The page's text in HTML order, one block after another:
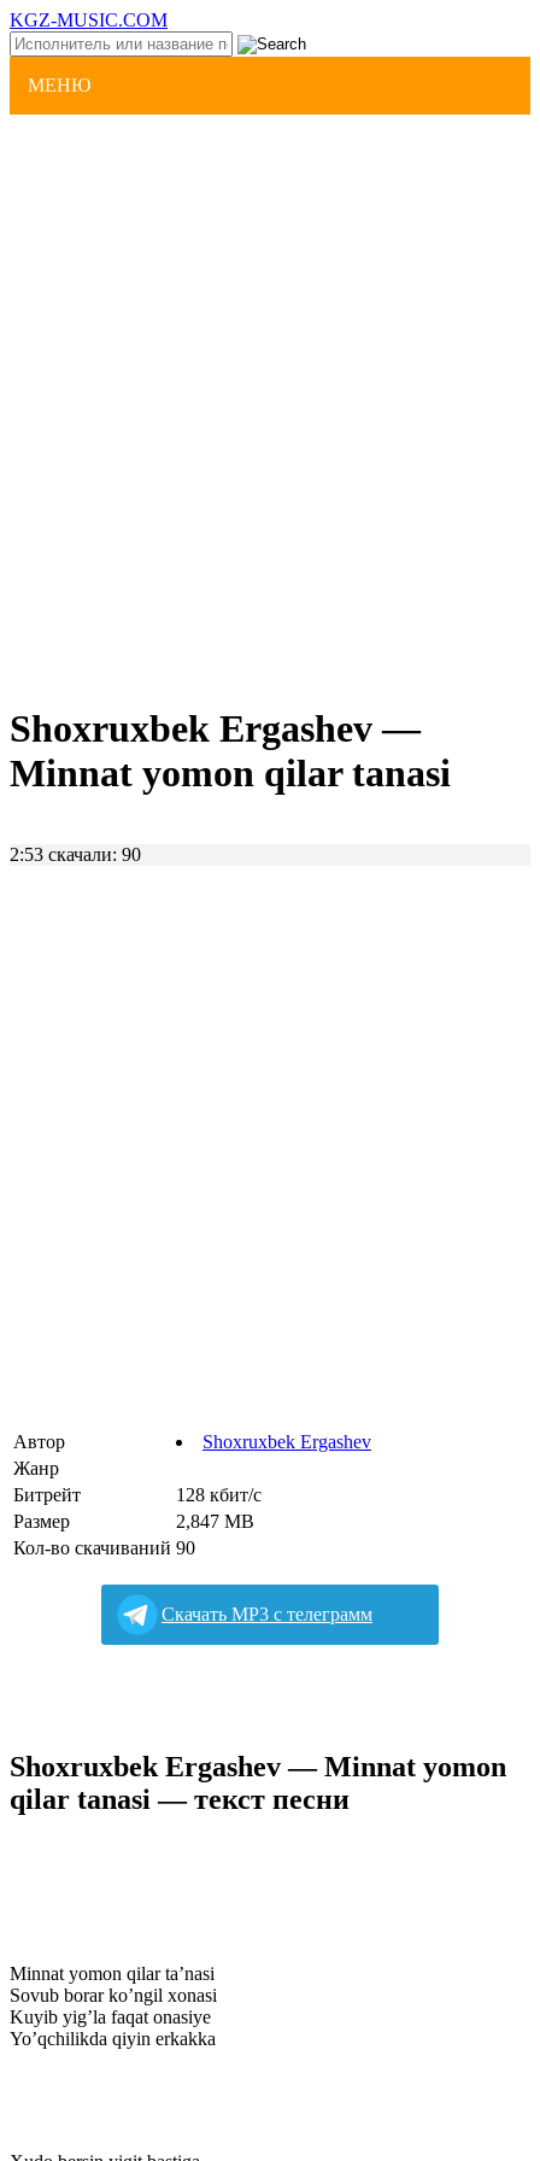
KGZ-MUSIC.COM
МЕНЮ
Shoxruxbek Ergashev —
Minnat yomon qilar tanasi
2:53 скачали: 90
Автор
Shoxruxbek Ergashev
Жанр
Битрейт
128 кбит/с
Размер
2,847 MB
Кол-во скачиваний 90
Cкачать MP3 с телеграмм
Shoxruxbek Ergashev — Minnat yomon
qilar tanasi — текст песни
Minnat yomon qilar ta’nasi
Sovub borar ko’ngil xonasi
Kuyib yig’la faqat onasiye
Yo’qchilikda qiyin erkakka